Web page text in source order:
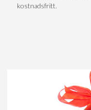
kostnadsfritt.